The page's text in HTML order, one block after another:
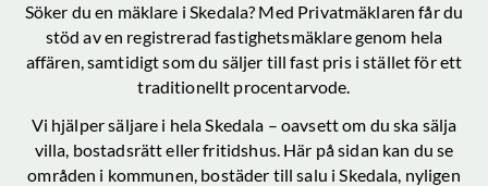
Söker du en mäklare i Skedala? Med Privatmäklaren får du
stöd av en registrerad fastighetsmäklare genom hela
affären, samtidigt som du säljer till fast pris i stället för ett
traditionellt procentarvode.
Vi hjälper säljare i helaSkedala – oavsett om du ska sälja
villa, bostadsrätt eller fritidshus. Här på sidan kan du se
områden i kommunen, bostäder till salu i Skedala, nyligen